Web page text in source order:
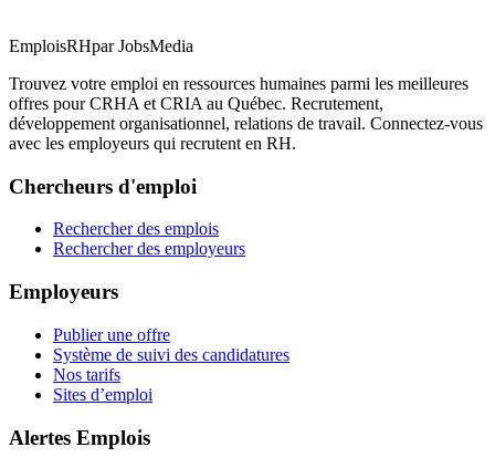
EmploisRHpar JobsMedia
Trouvez votre emploi en ressources humaines parmi les meilleures
offres pour CRHA et CRIA au Québec. Recrutement,
développement organisationnel, relations de travail. Connectez-vous
avec les employeurs qui recrutent en RH.
Chercheurs d'emploi
Rechercher des emplois
Rechercher des employeurs
Employeurs
Publier une offre
Système de suivi des candidatures
Nos tarifs
Sites d’emploi
Alertes Emplois